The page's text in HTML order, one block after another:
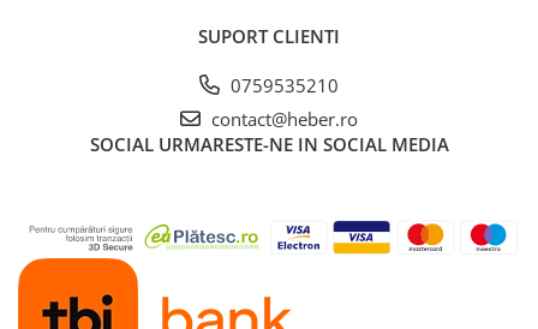
SUPORT CLIENTI
0759535210
contact@heber.ro
SOCIAL URMARESTE-NE IN SOCIAL MEDIA